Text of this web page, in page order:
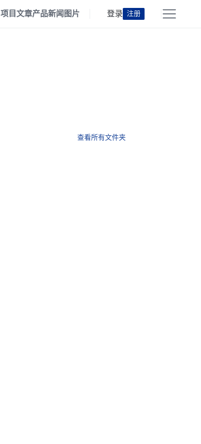
项目文章产品新闻 图片 登录 注册
查看所有文件夹